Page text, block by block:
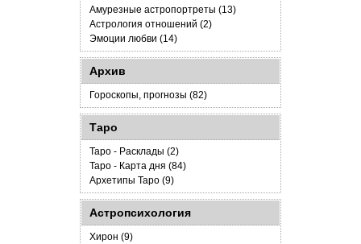
Амурезные астропортреты (13)
Астрология отношений (2)
Эмоции любви (14)
Архив
Гороскопы, прогнозы (82)
Таро
Таро - Расклады (2)
Таро - Карта дня (84)
Архетипы Таро (9)
Астропсихология
Хирон (9)